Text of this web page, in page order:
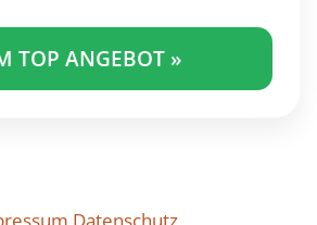
TOP ANGEBOT »